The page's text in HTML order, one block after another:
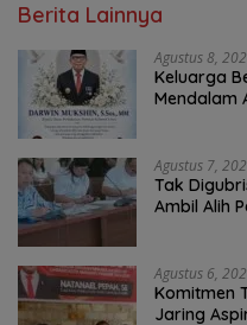
Berita Lainnya
Agustus 8,
Keluarga
Mendalam
Agustus 7,
Tak
Ambil Alih
Agustus 6,
Komitmen
Jaring